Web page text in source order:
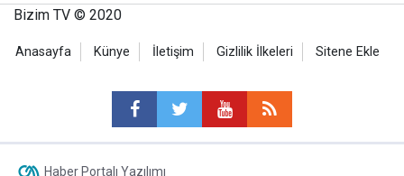
Bizim TV © 2020
Anasayfa Künye İletişim Gizlilik İlkeleri Sitene Ekle
Haber Portalı Yazılımı